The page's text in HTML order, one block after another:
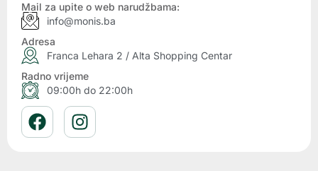
Mail za upite o web narudžbama:
info@monis.ba
Adresa
Franca Lehara 2 / Alta Shopping Centar
Radno vrijeme
09:00h do 22:00h